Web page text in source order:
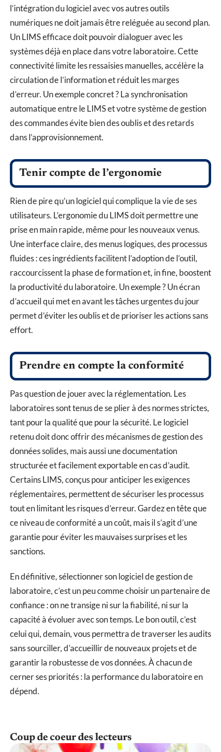
l’intégration du logiciel avec vos autres outils
numériques ne doit jamais être reléguée au second plan.
Un LIMS efficace doit pouvoir dialoguer avec les
systèmes déjà en place dans votre laboratoire. Cette
connectivité limite les ressaisies manuelles, accélère la
circulation de l’information et réduit les marges
d’erreur. Un exemple concret ? La synchronisation
automatique entre le LIMS et votre système de gestion
des commandes évite bien des oublis et des retards
dans l’approvisionnement.
Tenir compte de l’ergonomie
Rien de pire qu’un logiciel qui complique la vie de ses
utilisateurs. L’ergonomie du LIMS doit permettre une
prise en main rapide, même pour les nouveaux venus.
Une interface claire, des menus logiques, des processus
fluides : ces ingrédients facilitent l’adoption de l’outil,
raccourcissent la phase de formation et, in fine, boostent
la productivité du laboratoire. Un exemple ? Un écran
d’accueil qui met en avant les tâches urgentes du jour
permet d’éviter les oublis et de prioriser les actions sans
effort.
Prendre en compte la conformité
Pas question de jouer avec la réglementation. Les
laboratoires sont tenus de se plier à des normes strictes,
tant pour la qualité que pour la sécurité. Le logiciel
retenu doit donc offrir des mécanismes de gestion des
données solides, mais aussi une documentation
structurée et facilement exportable en cas d’audit.
Certains LIMS, conçus pour anticiper les exigences
réglementaires, permettent de sécuriser les processus
tout en limitant les risques d’erreur. Gardez en tête que
ce niveau de conformité a un coût, mais il s’agit d’une
garantie pour éviter les mauvaises surprises et les
sanctions.
En définitive, sélectionner son logiciel de gestion de
laboratoire, c’est un peu comme choisir un partenaire de
confiance : on ne transige ni sur la fiabilité, ni sur la
capacité à évoluer avec son temps. Le bon outil, c’est
celui qui, demain, vous permettra de traverser les audits
sans sourciller, d’accueillir de nouveaux projets et de
garantir la robustesse de vos données. À chacun de
cerner ses priorités : la performance du laboratoire en
dépend.
Coup de coeur des lecteurs